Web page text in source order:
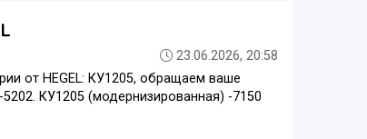
23.06.2026, 20:58
от HEGEL: КУ1205, обращаем ваше
КУ1205 (модернизированная) -7150